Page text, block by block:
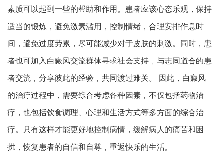
素质可以起到一些的帮助和作用。患者应该心态乐观，保持
适当的锻炼，避免激素滥用，控制情绪，合理安排作息时
间，避免过度劳累，尽可能减少对于皮肤的刺激。同时，患
者也可加入白癜风交流群体寻求社会支持，与志同道合的患
者交流，分享彼此的经验，共同渡过难关。 因此，白癜风
的治疗过程中，需要综合考虑各种因素，不仅包括药物治
疗，也包括饮食调理、心理和生活方式等多方面的综合治
疗。只有这样才能更好地控制病情，缓解病人的痛苦和困
扰，恢复患者的自信和自尊，重返快乐的生活。